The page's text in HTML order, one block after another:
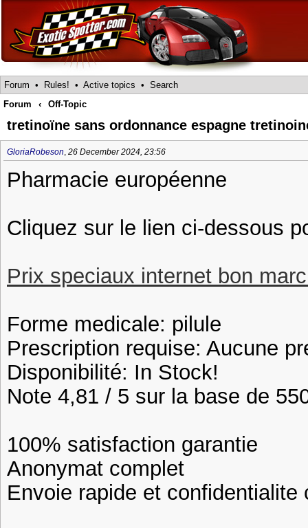
Forum • Rules! • Active topics • Search
Forum
‹ Off-Topic
tretinoïne sans ordonnance espagne
GloriaRobeson, 26 December 2024, 23:56
Pharmacie européenne
Cliquez sur le lien ci-dessous
Prix speciaux internet bon
Forme medicale: pilule
Prescription requise: Aucune
Disponibilité: In Stock!
Note 4,81 / 5 sur la base de
100% satisfaction garantie
Anonymat complet
Envoie rapide et confidentialite